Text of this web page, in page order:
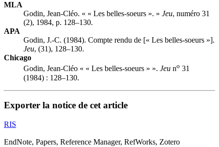
MLA
Godin, Jean-Cléo. « « Les belles-soeurs ». » Jeu, numéro 31
(2), 1984, p. 128–130.
APA
Godin, J.-C. (1984). Compte rendu de [« Les belles-soeurs »].
Jeu, (31), 128–130.
Chicago
Godin, Jean-Cléo « « Les belles-soeurs » ». Jeu no 31
(1984) : 128–130.
Exporter la notice de cet article
RIS
EndNote, Papers, Reference Manager, RefWorks, Zotero